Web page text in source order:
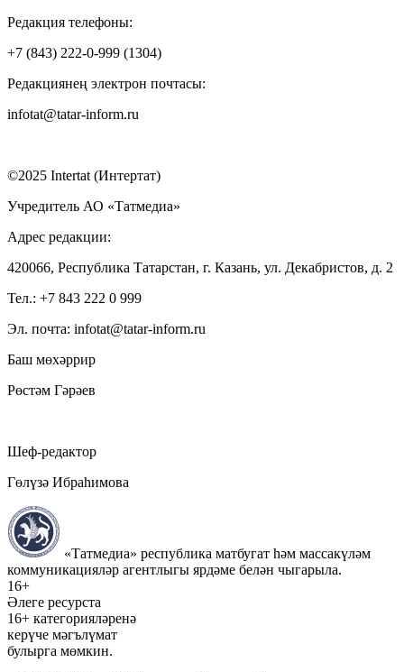
Редакция телефоны:
+7 (843) 222-0-999 (1304)
Редакциянең электрон почтасы:
infotat@tatar-inform.ru
©2025 Intertat (Интертат)
Учредитель АО «Татмедиа»
Адрес редакции:
420066, Республика Татарстан, г. Казань, ул. Декабристов, д. 2
Тел.: +7 843 222 0 999
Эл. почта: infotat@tatar-inform.ru
Баш мөхәррир
Рөстәм Гәрәев
Шеф-редактор
Гөлүзә Ибраһимова
«Татмедиа» республика матбугат һәм массакүләм
коммуникацияләр агентлыгы ярдәме белән чыгарыла.
16+
Әлеге ресурста
16+ категорияләренә
керүче мәгълүмат
булырга мөмкин.